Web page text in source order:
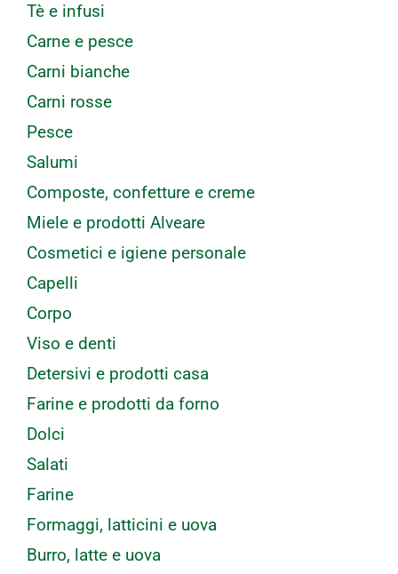
Tè e infusi
Carne e pesce
Carni bianche
Carni rosse
Pesce
Salumi
Composte, confetture e creme
Miele e prodotti Alveare
Cosmetici e igiene personale
Capelli
Corpo
Viso e denti
Detersivi e prodotti casa
Farine e prodotti da forno
Dolci
Salati
Farine
Formaggi, latticini e uova
Burro, latte e uova